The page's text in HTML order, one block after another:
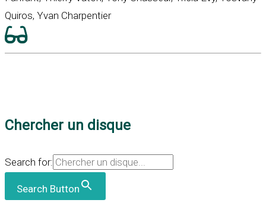
Quiros, Yvan Charpentier
Chercher un disque
Search for:
Search Button